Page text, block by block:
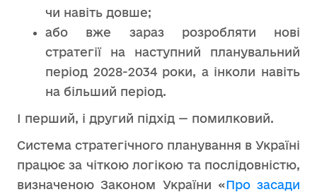
чи навіть довше;
або вже зараз розробляти нові
стратегії на наступний планувальний
період 2028-2034 роки, а інколи навіть
на більший період.
І перший, і другий підхід — помилковий.
Система стратегічного планування в Україні
працює за чіткою логікою та послідовністю,
визначеною Законом України «Про засади